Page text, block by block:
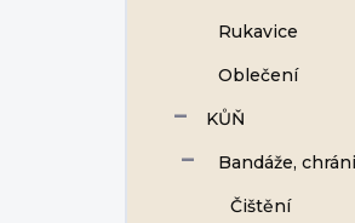
Rukavice
Oblečení
KŮŇ
Bandáže,
Čištění